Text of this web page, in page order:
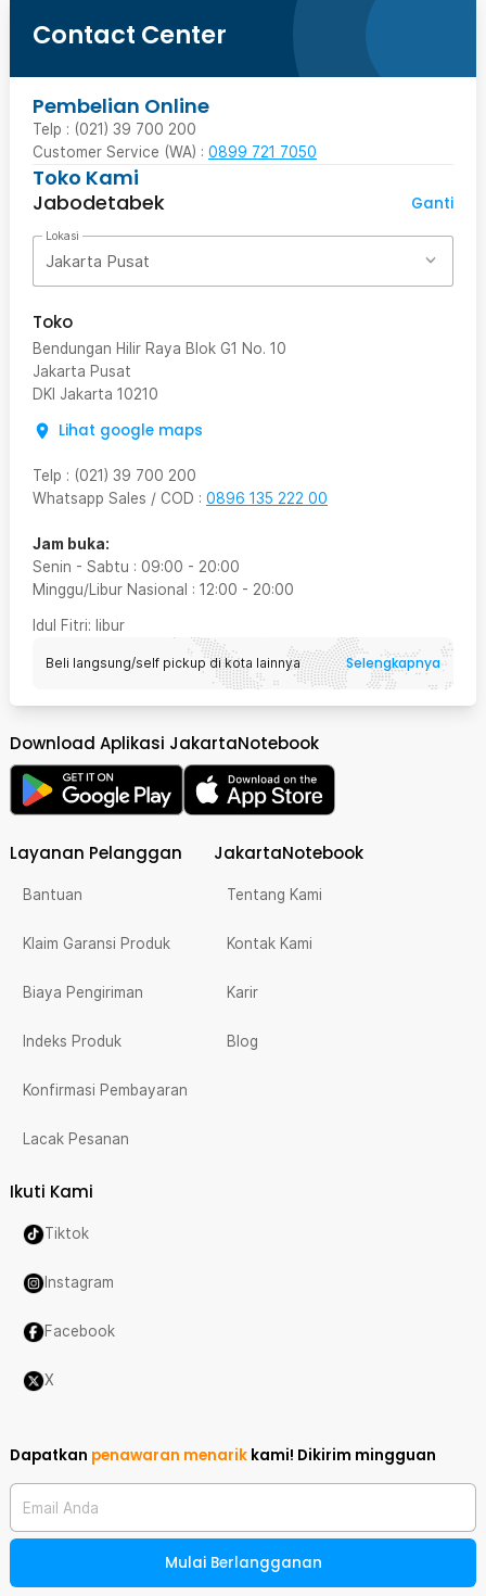
Contact Center
Pembelian Online
Telp : (021) 39 700 200
Customer Service (WA) : 0899 721 7050
Toko Kami
Jabodetabek
Ganti
Lokasi
Jakarta Pusat
Toko
Bendungan Hilir Raya Blok G1 No. 10
Jakarta Pusat
DKI Jakarta 10210
Lihat google maps
Telp : (021) 39 700 200
Whatsapp Sales / COD : 0896 135 222 00
Jam buka:
Senin - Sabtu : 09:00 - 20:00
Minggu/Libur Nasional : 12:00 - 20:00
Idul Fitri: libur
Beli langsung/self pickup di kota lainnya Selengkapnya
Download Aplikasi JakartaNotebook
Layanan Pelanggan
Bantuan
Klaim Garansi Produk
Biaya Pengiriman
Indeks Produk
Konfirmasi Pembayaran
Lacak Pesanan
JakartaNotebook
Tentang Kami
Kontak Kami
Karir
Blog
Ikuti Kami
Tiktok
Instagram
Facebook
X
Dapatkan penawaran menarik kami! Dikirim mingguan
Email Anda
Mulai Berlangganan